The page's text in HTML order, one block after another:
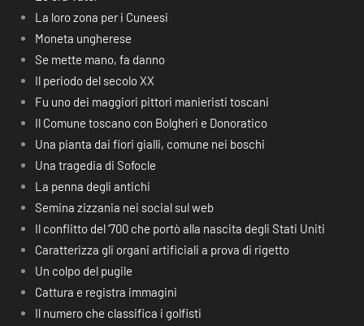
La loro zona per i Cuneesi
Moneta ungherese
Se mette mano, fa danno
Il periodo del secolo XX
Fu uno dei maggiori pittori manieristi toscani
Il Comune toscano con Bolgheri e Donoratico
Una pianta dai fiori gialli, comune nei boschi
Una tragedia di Sofocle
La penna degli antichi
Semina zizzania nei social sul web
Il conflitto del ‘700 che portò alla nascita degli Stati Uniti
Caratterizza gli organi artificiali a prova di rigetto
Un colpo del pugile
Cattura e registra immagini
Il numero che classifica i golfisti